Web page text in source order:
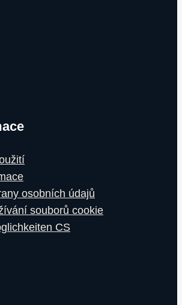
osobních údajů
souborů cookie
CS